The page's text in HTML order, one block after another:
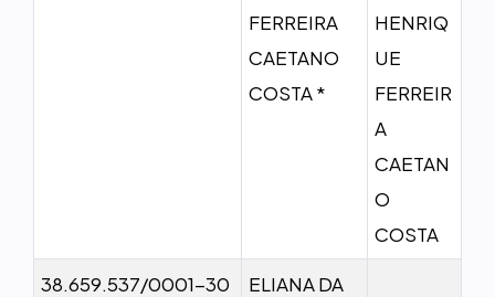
FERREIRA
CAETANO
COSTA *
HENRIQ
UE
FERREIR
A
CAETAN
O
COSTA
38.659.537/0001-30
ELIANA DA